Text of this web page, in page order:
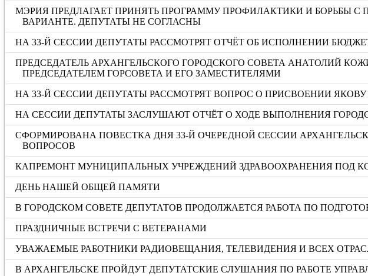
МЭРИЯ ПРЕДЛАГАЕТ ПРИНЯТЬ ПРОГРАММУ ПРОФИЛАКТИКИ И БОРЬБЫ
ВАРИАНТЕ. ДЕПУТАТЫ НЕ СОГЛАСНЫ
НА 33-Й СЕССИИ ДЕПУТАТЫ РАССМОТРЯТ ОТЧЁТ ОБ ИСПОЛНЕНИИ
ПРЕДСЕДАТЕЛЬ АРХАНГЕЛЬСКОГО ГОРОДСКОГО СОВЕТА АНАТОЛИЙ
ПРЕДСЕДАТЕЛЕМ ГОРСОВЕТА И ЕГО ЗАМЕСТИТЕЛЯМИ
НА 33-Й СЕССИИ ДЕПУТАТЫ РАССМОТРЯТ ВОПРОС О ПРИСВОЕНИИ
НА СЕССИИ ДЕПУТАТЫ ЗАСЛУШАЮТ ОТЧЁТ О ХОДЕ ВЫПОЛНЕНИЯ
СФОРМИРОВАНА ПОВЕСТКА ДНЯ 33-Й ОЧЕРЕДНОЙ СЕССИИ
ВОПРОСОВ
КАПРЕМОНТ МУНИЦИПАЛЬНЫХ УЧРЕЖДЕНИЙ ЗДРАВООХРАНЕНИЯ ПОД
ДЕНЬ НАШЕЙ ОБЩЕЙ ПАМЯТИ
В ГОРОДСКОМ СОВЕТЕ ДЕПУТАТОВ ПРОДОЛЖАЕТСЯ РАБОТА ПО
ПРАЗДНИЧНЫЕ ВСТРЕЧИ С ВЕТЕРАНАМИ
УВАЖАЕМЫЕ РАБОТНИКИ РАДИОВЕЩАНИЯ, ТЕЛЕВИДЕНИЯ И ВСЕХ
В АРХАНГЕЛЬСКЕ ПРОЙДУТ ДЕПУТАТСКИЕ СЛУШАНИЯ ПО РАБОТЕ